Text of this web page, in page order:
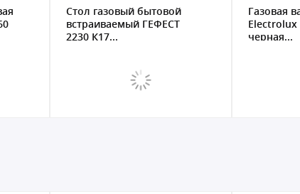
Газовая варочная панель
Electrolux KGS6436K
черная...